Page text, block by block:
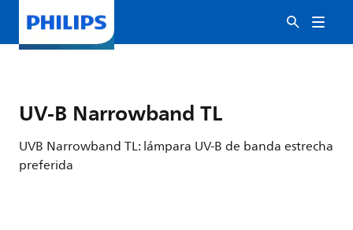
UV-B Narrowband TL
UVB Narrowband TL: lámpara UV-B de banda estrecha
preferida